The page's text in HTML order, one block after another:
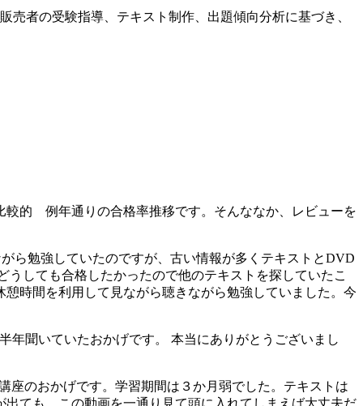
者の受験指導、テキスト制作、出題傾向分析に基づき、
較的 例年通りの合格率推移です。そんななか、レビューを
勉強していたのですが、古い情報が多くテキストとDVD
しても合格したかったので他のテキストを探していたこ
時間を利用して見ながら聴きながら勉強していました。今
聞いていたおかげです。 本当にありがとうございまし
のおかげです。学習期間は３か月弱でした。テキストは
ても、この動画を一通り見て頭に入れてしまえば大丈夫だ